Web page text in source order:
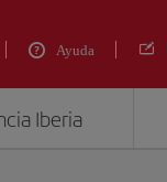
Ayuda
Iberia